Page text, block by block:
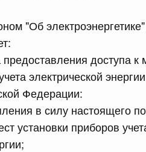
"Об
доступа
электрической
Федерации:
в силу настоящего
установки приборов
23.07.2026 г. № 927
о единых принципах и
2014 года